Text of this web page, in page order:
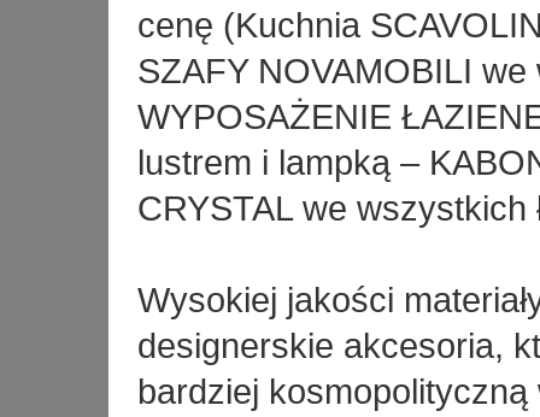
cenę (Kuchnia
SZAFY NOVAMOBILI
WYPOSAŻENIE
lustrem i lampką –
CRYSTAL we wszystkich
Wysokiej jakości
designerskie akcesoria,
bardziej